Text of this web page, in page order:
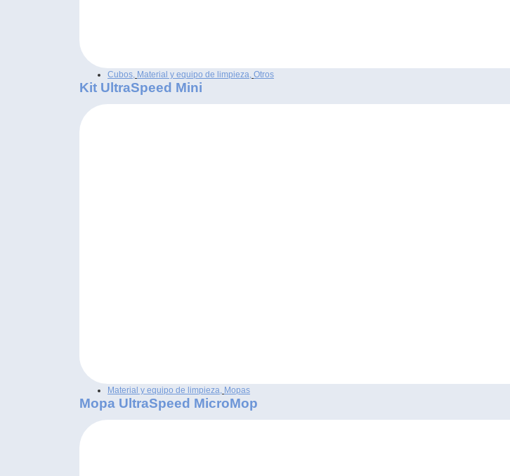
Cubos Material y equipo de limpieza ,Otros
Kit UltraSpeed Mini
Material y equipo de limpieza Mopas
Mopa UltraSpeed MicroMop